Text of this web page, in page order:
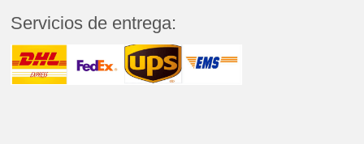
Servicios de entrega: